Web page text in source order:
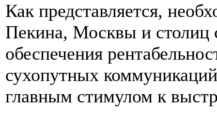
Как представляется,
Пекина, Москвы и столиц
обеспечения
сухопутных
главным стимулом к